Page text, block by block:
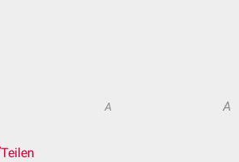
A A
Teilen